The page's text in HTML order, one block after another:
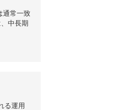
通常一致
中長期
る運用